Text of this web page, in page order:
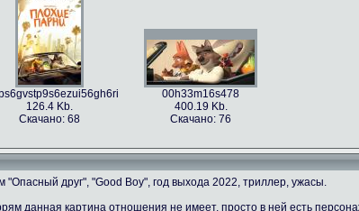
126.4 Kb.
Скачано: 68
00h33m16s478
400.19 Kb.
Скачано: 76
"Опасный друг", "Good Boy", год выхода 2022, триллер, ужасы.
данная картина отношения не имеет, просто в ней есть